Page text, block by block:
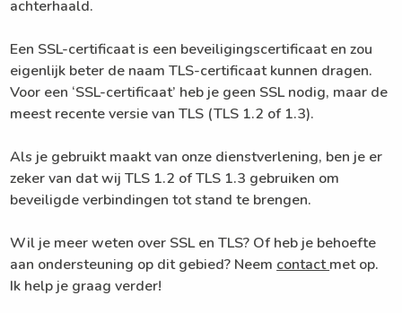
achterhaald.
Een SSL-certificaat is een beveiligingscertificaat en zou
eigenlijk beter de naam TLS-certificaat kunnen dragen.
Voor een ‘SSL-certificaat’ heb je geen SSL nodig, maar de
meest recente versie van TLS (TLS 1.2 of 1.3).
Als je gebruikt maakt van onze dienstverlening, ben je er
zeker van dat wij TLS 1.2 of TLS 1.3 gebruiken om
beveiligde verbindingen tot stand te brengen.
Wil je meer weten over SSL en TLS? Of heb je behoefte
aan ondersteuning op dit gebied? Neem contactmet op.
Ik help je graag verder!